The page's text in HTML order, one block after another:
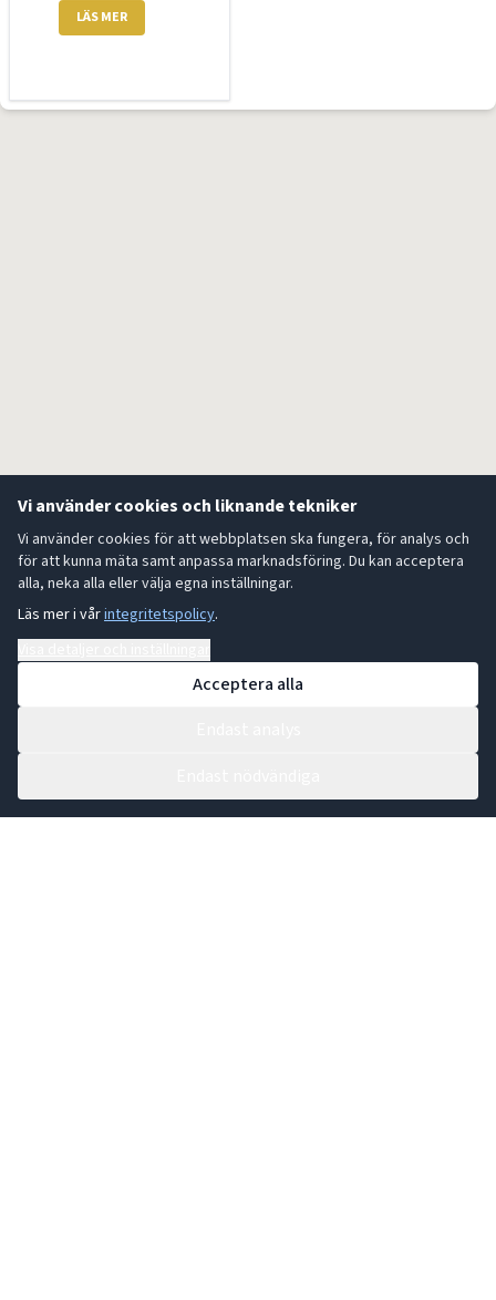
Vi använder cookies och liknande tekniker
Vi använder cookies för att webbplatsen ska fungera, för analys och
för att kunna mäta samt anpassa marknadsföring. Du kan acceptera
alla, neka alla eller välja egna inställningar.
Läs mer i vårintegritetspolicy.
Acceptera alla
LÄS MER